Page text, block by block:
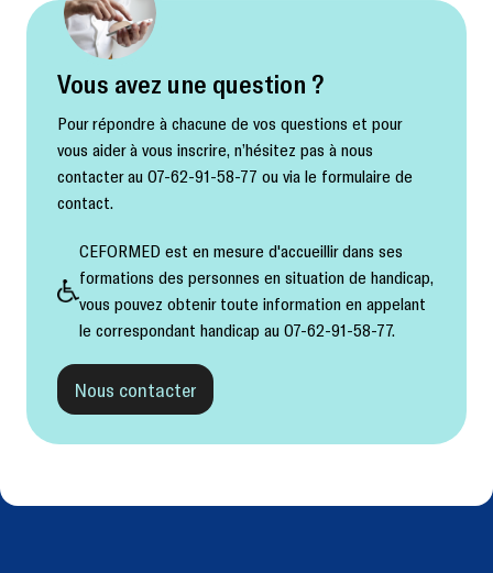
Vous avez une question ?
Pour répondre à chacune de vos questions et pour
vous aider à vous inscrire, n’hésitez pas à nous
contacter au 07-62-91-58-77 ou via le formulaire de
contact.
CEFORMED est en mesure d'accueillir dans ses
formations des personnes en situation de handicap,
vous pouvez obtenir toute information en appelant
le correspondant handicap au 07-62-91-58-77.
Nous contacter